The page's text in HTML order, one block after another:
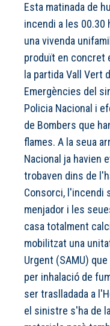
Esta matinada de
incendi a les 00.30
una vivenda
produït en concret
la partida Vall Vert
Emergències del
Policia Nacional i
de Bombers que
flames. A la seua
Nacional ja havien
trobaven dins de
Consorci, l'incendi
menjador i les
casa totalment
mobilitzat una
Urgent (SAMU)
per inhalació de
ser traslladada a
el sinistre s'ha de